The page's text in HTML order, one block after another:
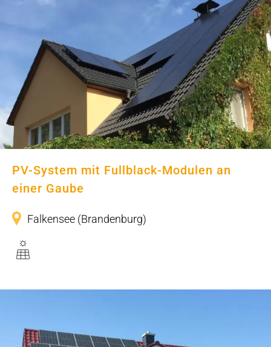
PV-System mit Fullblack-Modulen
an einer Gaube
PV-System mit Fullblack-Modulen an
einer Gaube
Falkensee (Brandenburg)